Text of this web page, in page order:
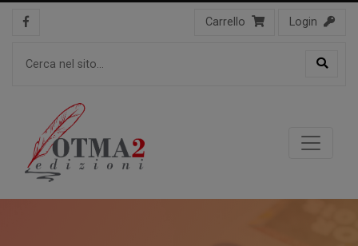
Carrello Login